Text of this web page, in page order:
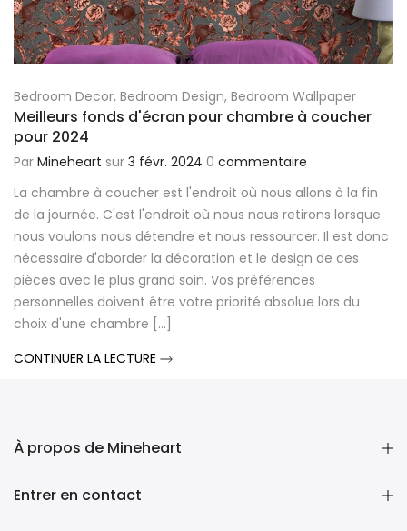
Bedroom Decor, Bedroom Design, Bedroom Wallpaper
Meilleurs fonds d'écran pour chambre à coucher
pour 2024
Par Mineheart sur 3 févr. 2024 0 commentaire
La chambre à coucher est l'endroit où nous allons à la fin
de la journée. C'est l'endroit où nous nous retirons lorsque
nous voulons nous détendre et nous ressourcer. Il est donc
nécessaire d'aborder la décoration et le design de ces
pièces avec le plus grand soin. Vos préférences
personnelles doivent être votre priorité absolue lors du
choix d'une chambre [...]
CONTINUER LA LECTURE
À propos de Mineheart
Entrer en contact